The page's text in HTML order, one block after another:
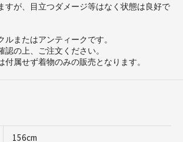
すが、目立つダメージ等はなく状態は良好で
ルまたはアンティークです。
認の上、ご注文ください。
付属せず着物のみの販売となります。
156cm